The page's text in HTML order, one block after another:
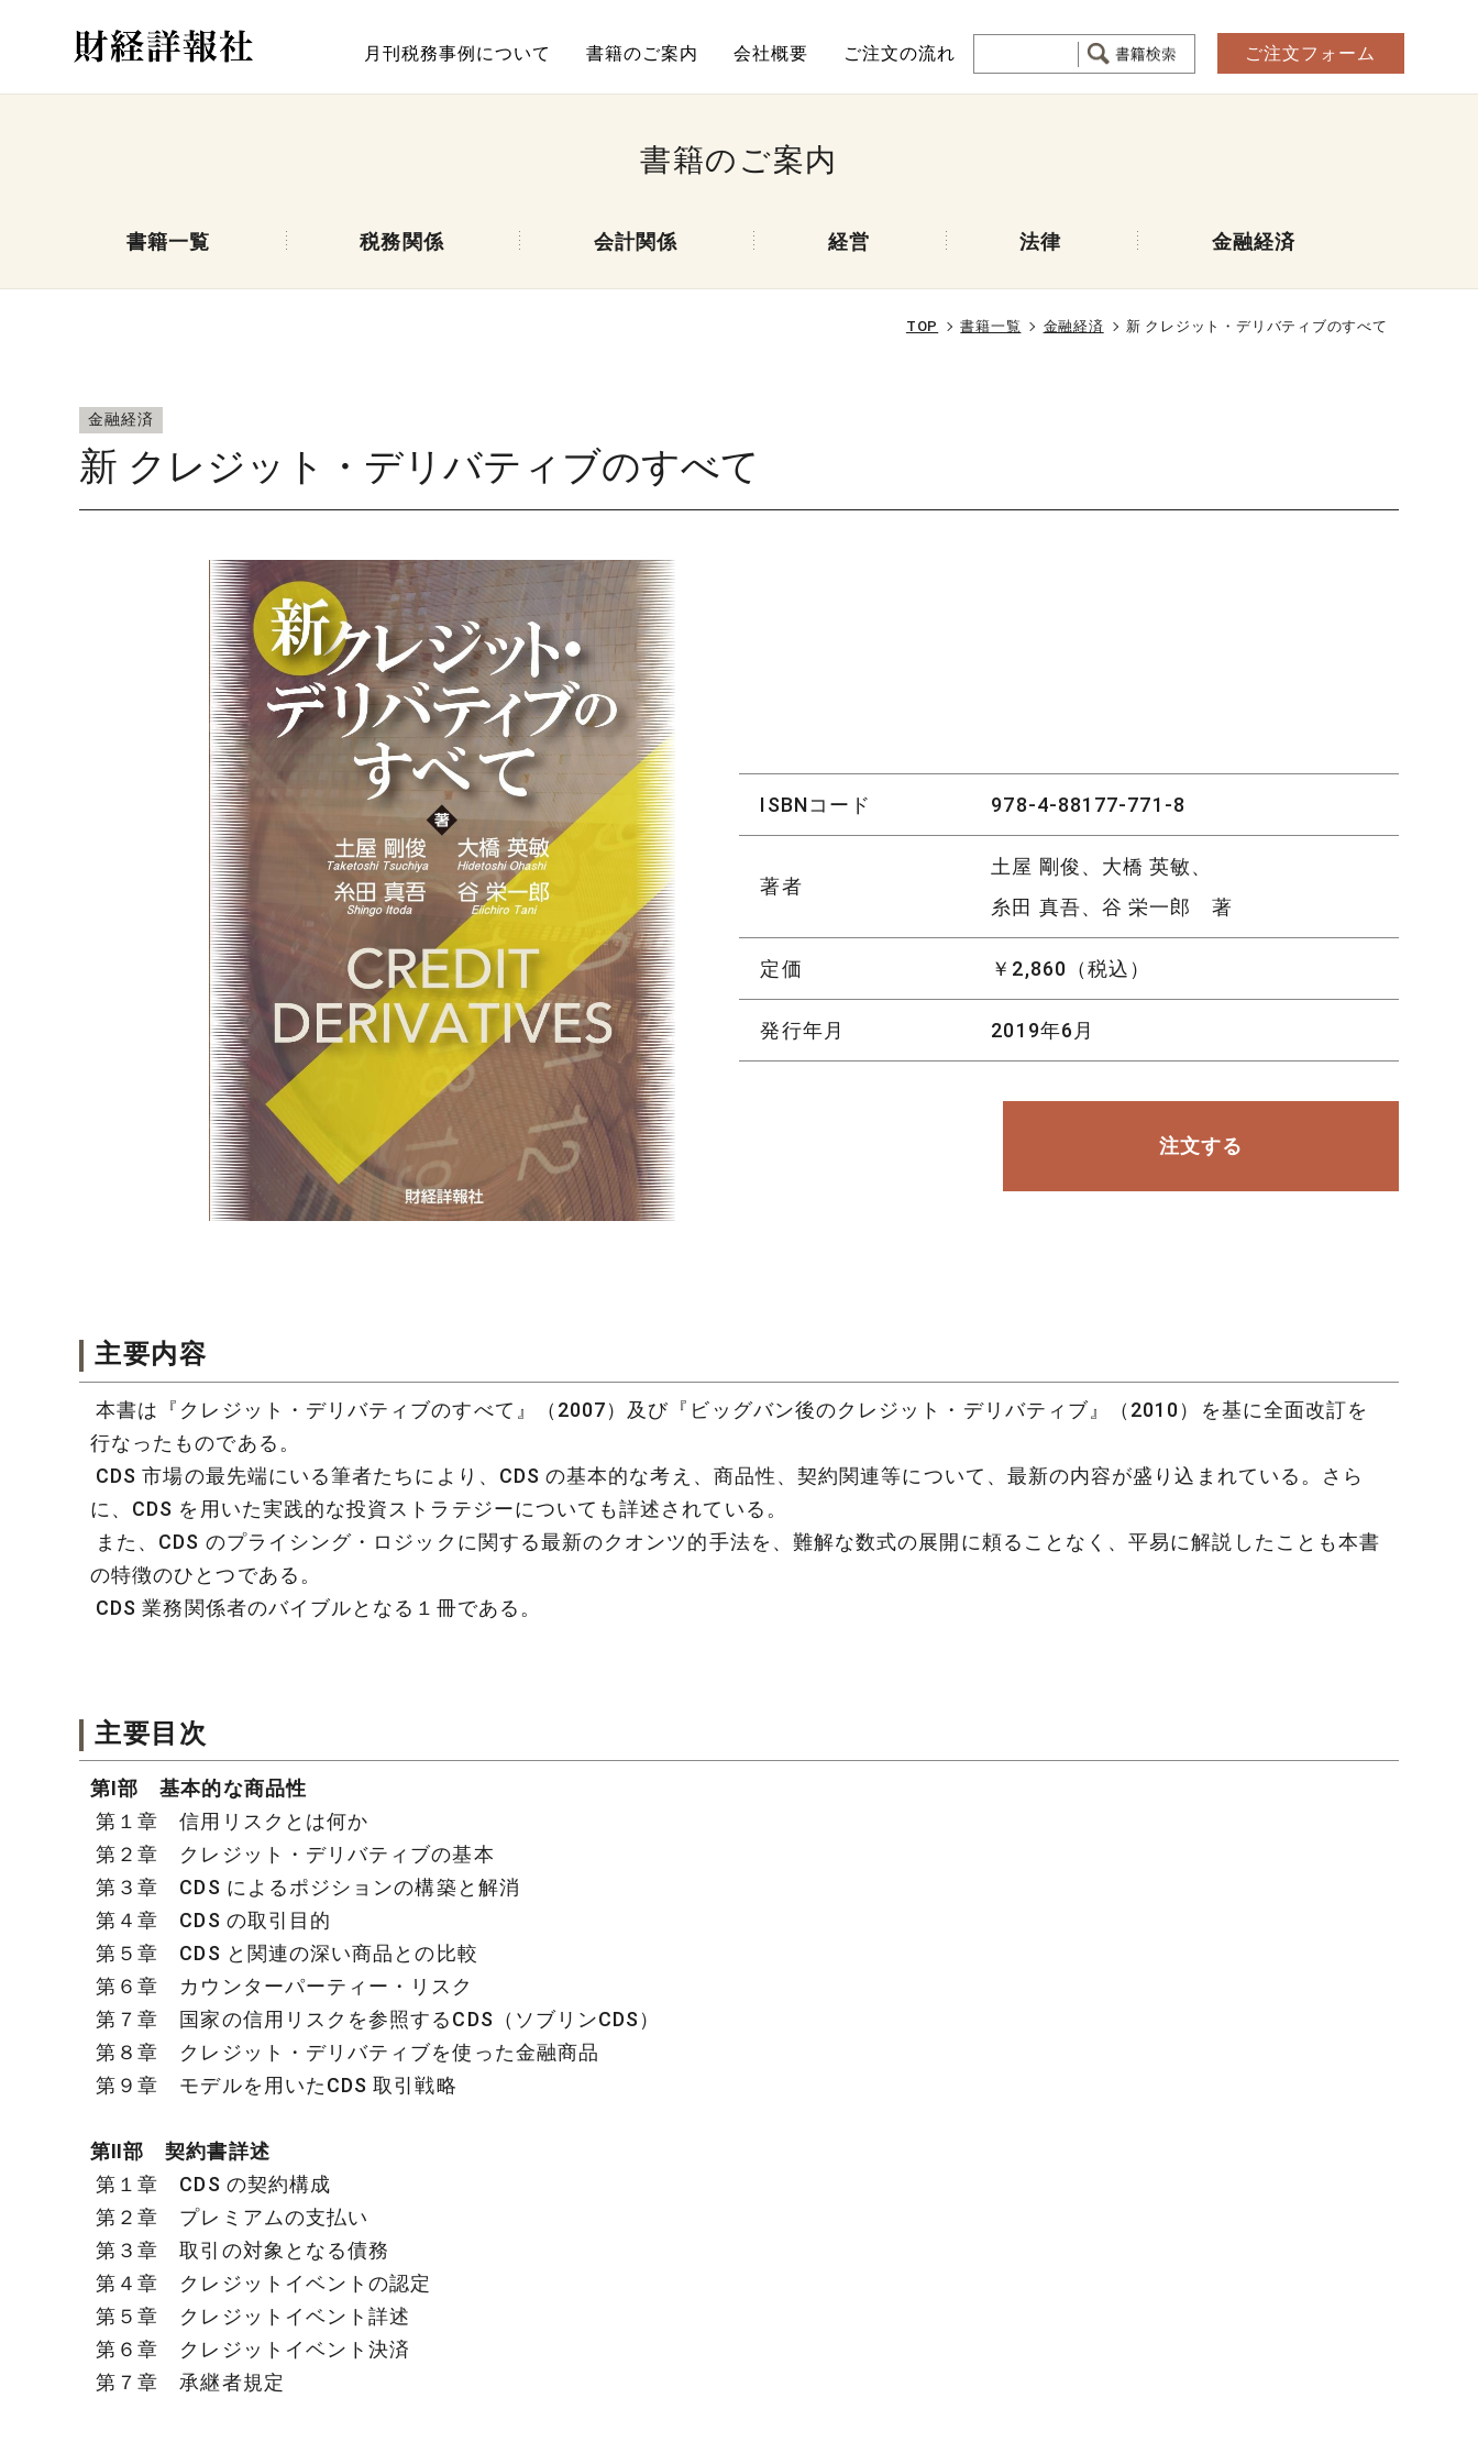
月刊税務事例について 書籍のご案内 会社概要 ご注文の流れ ご注文フォーム
書籍のご案内
書籍一覧 税務関係 会計関係 経営 法律 金融経済
TOP 書籍一覧 金融経済 新 クレジット・デリバティブのすべて
金融経済
新 クレジット・デリバティブのすべて
ISBNコード 978-4-88177-771-8
著者
土屋 剛俊、大橋 英敏、
糸田 真吾、谷 栄一郎 著
定価 ￥2,860（税込）
発行年月 2019年6月
注文する
主要内容
本書は『クレジット・デリバティブのすべて』（2007）及び『ビッグバン後のクレジット・デリバティブ』（2010）を基に全面改訂を
行なったものである。
CDS 市場の最先端にいる筆者たちにより、CDS の基本的な考え、商品性、契約関連等について、最新の内容が盛り込まれている。さら
に、CDS を用いた実践的な投資ストラテジーについても詳述されている。
また、CDS のプライシング・ロジックに関する最新のクオンツ的手法を、難解な数式の展開に頼ることなく、平易に解説したことも本書
の特徴のひとつである。
CDS 業務関係者のバイブルとなる１冊である。
主要目次
第Ⅰ部 基本的な商品性
第１章 信用リスクとは何か
第２章 クレジット・デリバティブの基本
第３章 CDS によるポジションの構築と解消
第４章 CDS の取引目的
第５章 CDS と関連の深い商品との比較
第６章 カウンターパーティー・リスク
第７章 国家の信用リスクを参照するCDS（ソブリンCDS）
第８章 クレジット・デリバティブを使った金融商品
第９章 モデルを用いたCDS 取引戦略
第Ⅱ部 契約書詳述
第１章 CDS の契約構成
第２章 プレミアムの支払い
第３章 取引の対象となる債務
第４章 クレジットイベントの認定
第５章 クレジットイベント詳述
第６章 クレジットイベント決済
第７章 承継者規定